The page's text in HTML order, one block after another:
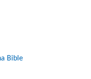
Bible